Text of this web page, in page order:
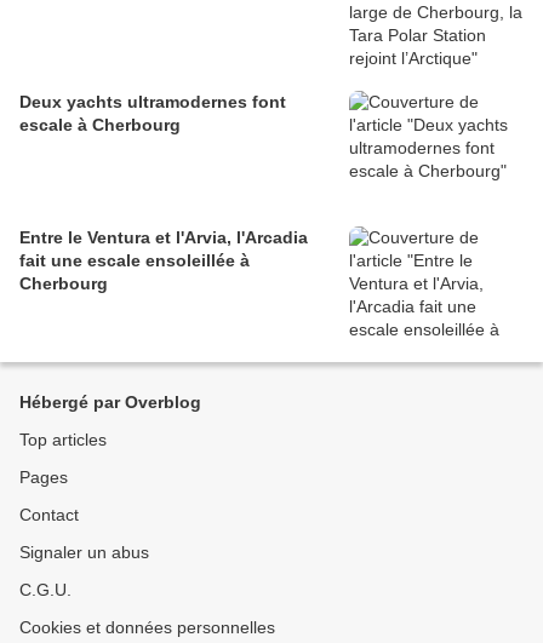
Deux yachts ultramodernes font
escale à Cherbourg
Entre le Ventura et l'Arvia, l'Arcadia
fait une escale ensoleillée à
Cherbourg
Hébergé par Overblog
Top articles
Pages
Contact
Signaler un abus
C.G.U.
Cookies et données personnelles